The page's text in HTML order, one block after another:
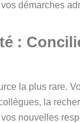
démarches
:
la plus rare.
la
nouvelles